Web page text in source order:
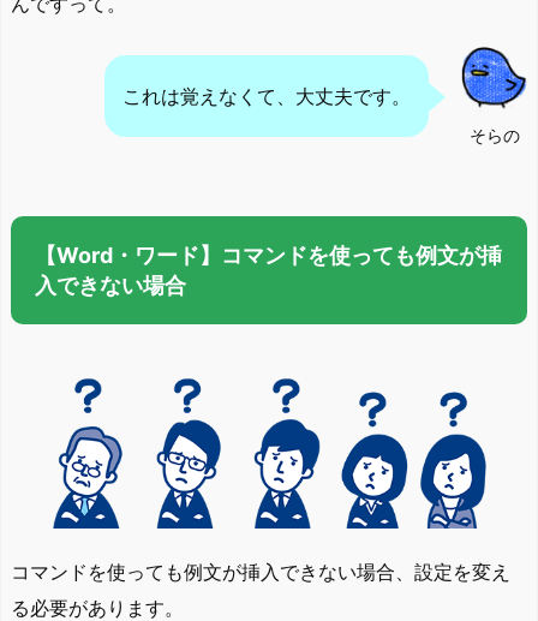
そらの
これは覚えなくて、大丈夫です。
【Word・ワード】コマンドを使っても例文が挿
入できない場合
コマンドを使っても例文が挿入できない場合、設定を変え
る必要があります。